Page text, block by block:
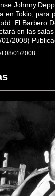
Johnny
en Tokio, para
El Barbero
en las
2008)
08/01/2008